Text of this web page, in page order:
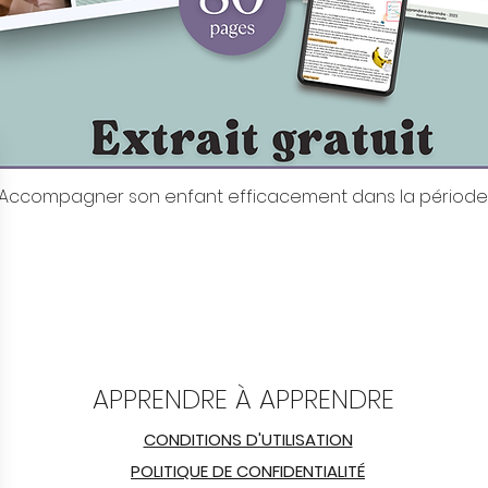
Aperçu rapide
son enfant efficacement dans la
APPRENDRE À APPRENDRE
CONDITIONS D'UTILISATION
POLITIQUE DE CONFIDENTIALITÉ